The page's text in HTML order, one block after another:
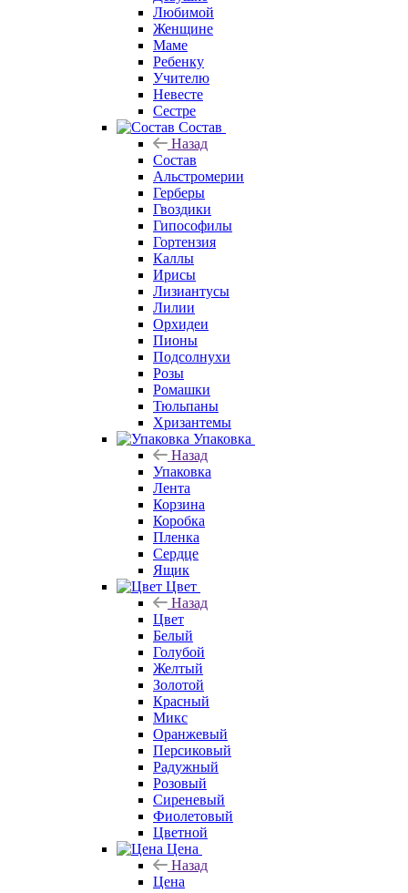
Любимой
Женщине
Маме
Ребенку
Учителю
Невесте
Сестре
Состав
Назад
Состав
Альстромерии
Герберы
Гвоздики
Гипософилы
Гортензия
Каллы
Ирисы
Лизиантусы
Лилии
Орхидеи
Пионы
Подсолнухи
Розы
Ромашки
Тюльпаны
Хризантемы
Упаковка
Назад
Упаковка
Лента
Корзина
Коробка
Пленка
Сердце
Ящик
Цвет
Назад
Цвет
Белый
Голубой
Желтый
Золотой
Красный
Микс
Оранжевый
Персиковый
Радужный
Розовый
Сиреневый
Фиолетовый
Цветной
Цена
Назад
Цена